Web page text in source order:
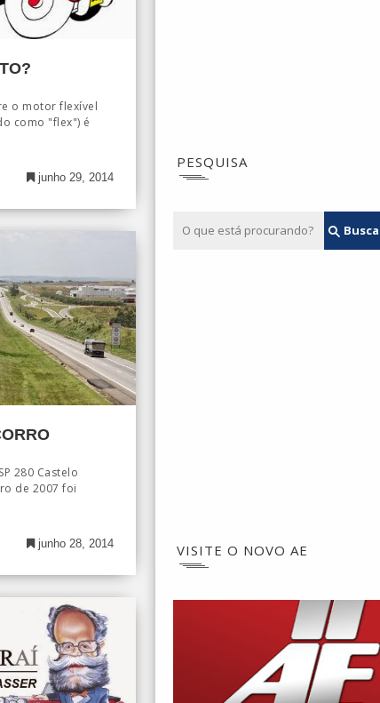
o motor flexível
como "flex") é
junho 29, 2014
280 Castelo
de 2007 foi
junho 28, 2014
PESQUISA
VISITE O NOVO AE